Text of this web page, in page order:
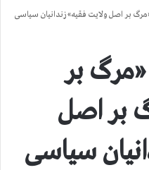
بر اصل ولایت فقیه» زندانیان سیاسی
بر
بر اصل
سیاسی